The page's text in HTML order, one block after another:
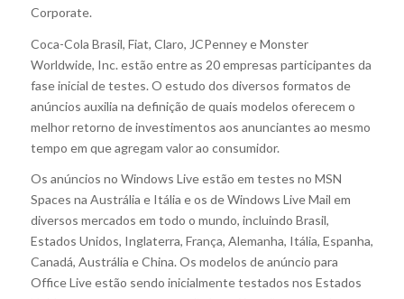
Corporate.
Coca-Cola Brasil, Fiat, Claro, JCPenney e Monster
Worldwide, Inc. estão entre as 20 empresas participantes da
fase inicial de testes. O estudo dos diversos formatos de
anúncios auxilia na definição de quais modelos oferecem o
melhor retorno de investimentos aos anunciantes ao mesmo
tempo em que agregam valor ao consumidor.
Os anúncios no Windows Live estão em testes no MSN
Spaces na Austrália e Itália e os de Windows Live Mail em
diversos mercados em todo o mundo, incluindo Brasil,
Estados Unidos, Inglaterra, França, Alemanha, Itália, Espanha,
Canadá, Austrália e China. Os modelos de anúncio para
Office Live estão sendo inicialmente testados nos Estados